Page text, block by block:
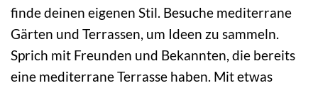
finde deinen eigenen Stil. Besuche mediterrane
Gärten und Terrassen, um Ideen zu sammeln.
Sprich mit Freunden und Bekannten, die bereits
eine mediterrane Terrasse haben. Mit etwas